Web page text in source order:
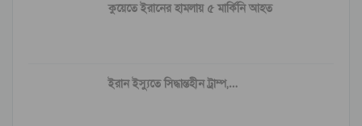
কুয়েতে ইরানের হামলায় ৫ মার্কিনি আহত
ইরান ইস্যুতে সিদ্ধান্তহীন ট্রাম্প,…